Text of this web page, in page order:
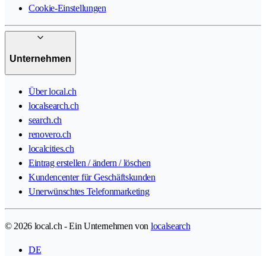
Cookie-Einstellungen
Unternehmen
Über local.ch
localsearch.ch
search.ch
renovero.ch
localcities.ch
Eintrag erstellen / ändern / löschen
Kundencenter für Geschäftskunden
Unerwünschtes Telefonmarketing
© 2026 local.ch - Ein Unternehmen von localsearch
DE